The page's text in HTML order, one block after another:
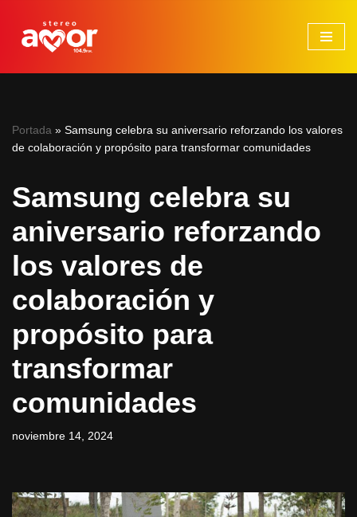
Saltar
Portada » Samsung celebra su aniversario reforzando los valores
de colaboración y propósito para transformar comunidades
Samsung celebra su
aniversario reforzando
los valores de
colaboración y
propósito para
transformar
comunidades
noviembre 14, 2024